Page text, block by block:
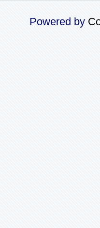
Powered by